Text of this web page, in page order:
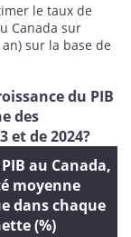
le taux de
Canada sur
sur la base de
du PIB
des
et de 2024?
au Canada,
moyenne
dans chaque
(%)